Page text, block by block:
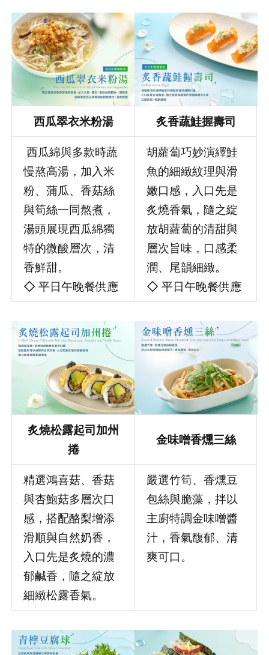
西瓜翠衣米粉湯 炙香蔬鮭握壽司
西瓜綿與多款時蔬
慢熬高湯，加入米
粉、蒲瓜、香菇絲
與筍絲一同熬煮，
湯頭展現西瓜綿獨
特的微酸層次，清
香鮮甜。
◇ 平日午晚餐供應
胡蘿蔔巧妙演繹鮭
魚的細緻紋理與滑
嫩口感，入口先是
炙燒香氣，隨之綻
放胡蘿蔔的清甜與
層次旨味，口感柔
潤、尾韻細緻。
◇ 平日午晚餐供應
炙燒松露起司加州
捲
金味噌香燻三絲
精選鴻喜菇、香菇
與杏鮑菇多層次口
感，搭配酪梨增添
滑順與自然奶香，
入口先是炙燒的濃
郁鹹香，隨之綻放
細緻松露香氣。
嚴選竹筍、香燻豆
包絲與脆藻，拌以
主廚特調金味噌醬
汁，香氣馥郁、清
爽可口。